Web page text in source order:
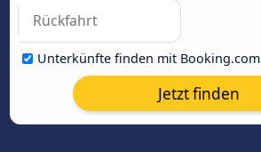
Unterkünfte finden mit Booking.com
Jetzt finden